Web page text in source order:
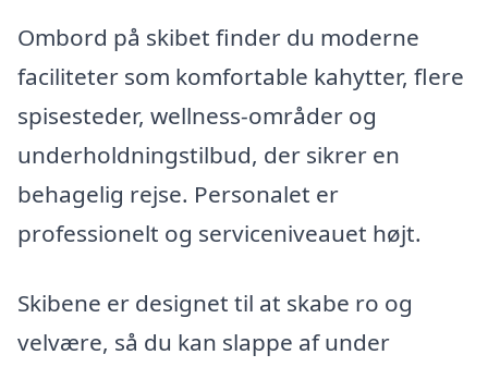
Ombord på skibet finder du moderne
faciliteter som komfortable kahytter, flere
spisesteder, wellness-områder og
underholdningstilbud, der sikrer en
behagelig rejse. Personalet er
professionelt og serviceniveauet højt.
Skibene er designet til at skabe ro og
velvære, så du kan slappe af under